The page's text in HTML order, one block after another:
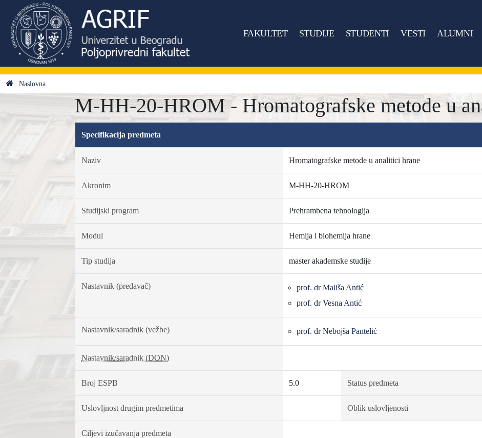
FAKULTET STUDIJE STUDENTI VESTI ALUMNI
Naslovna
M-HH-20-HROM - Hromatografske metode u
Specifikacija predmeta
Naziv Hromatografske metode u analitici hrane
Akronim M-HH-20-HROM
Studijski program Prehrambena tehnologija
Modul Hemija i biohemija hrane
Tip studija master akademske studije
Nastavnik (predavač)
prof. dr Mališa Antić
prof. dr Vesna Antić
Nastavnik/saradnik (vežbe) prof. dr Nebojša Pantelić
Nastavnik/saradnik (DON)
Broj ESPB 5.0 Status predmeta
Uslovljnost drugim predmetima Oblik uslovljenosti
Ciljevi izučavanja predmeta